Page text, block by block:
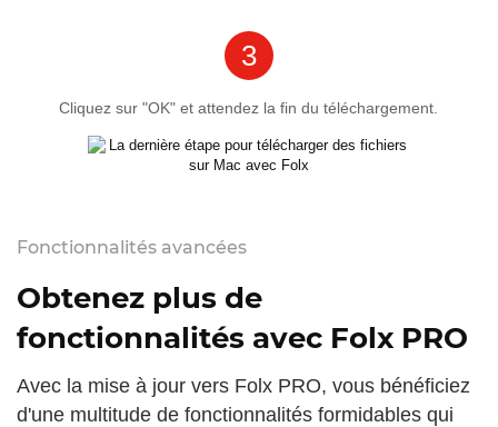
3
Cliquez sur "OK" et attendez la fin du téléchargement.
Fonctionnalités avancées
Obtenez plus de
fonctionnalités avec Folx PRO
Avec la mise à jour vers Folx PRO, vous bénéficiez
d'une multitude de fonctionnalités formidables qui